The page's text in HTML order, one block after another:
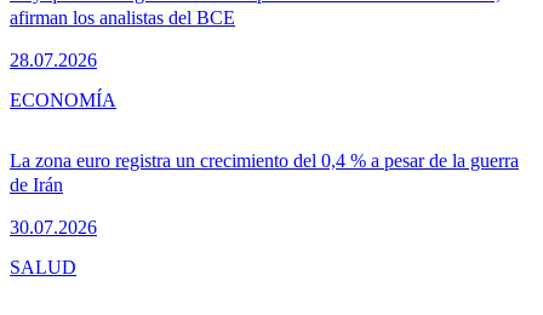
afirman los analistas del BCE
28.07.2026
La zona euro registra un crecimiento del 0,4 % a pesar de la guerra
de Irán
30.07.2026
ECONOMÍA
SALUD